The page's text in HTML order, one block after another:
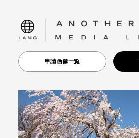
language
申請画像一覧